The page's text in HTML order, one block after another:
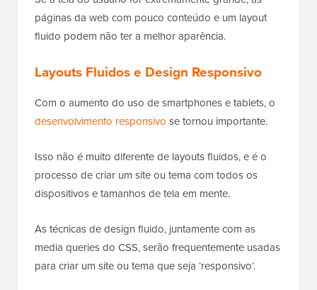
páginas da web com pouco conteúdo e um layout
fluido podem não ter a melhor aparência.
Layouts Fluidos e Design Responsivo
Com o aumento do uso de smartphones e tablets, o
desenvolvimento responsivo se tornou importante.
Isso não é muito diferente de layouts fluidos, e é o
processo de criar um site ou tema com todos os
dispositivos e tamanhos de tela em mente.
As técnicas de design fluido, juntamente com as
media queries do CSS, serão frequentemente usadas
para criar um site ou tema que seja ‘responsivo’.